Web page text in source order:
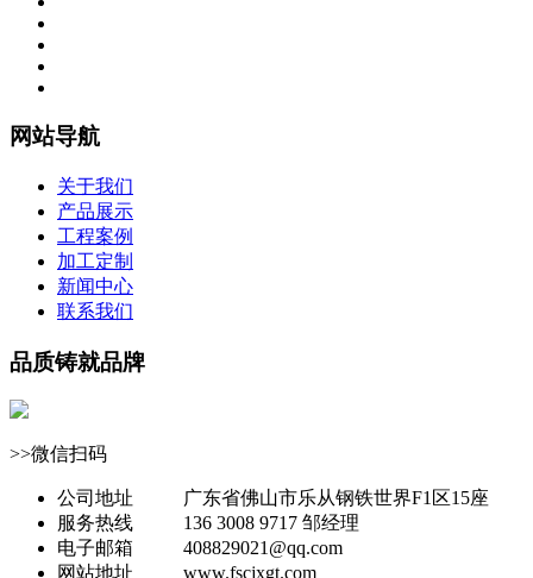
网站导航
关于我们
产品展示
工程案例
加工定制
新闻中心
联系我们
品质铸就品牌
>>微信扫码
公司地址
广东省佛山市乐从钢铁世界F1区15座
服务热线
136 3008 9717 邹经理
电子邮箱
408829021@qq.com
网站地址
www.fscjxgt.com